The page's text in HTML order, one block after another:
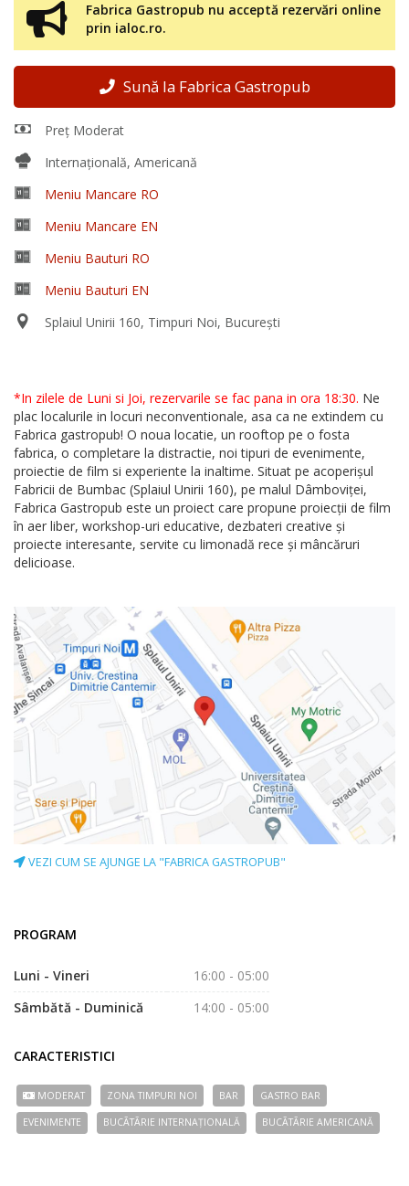
Fabrica Gastropub nu acceptă rezervări online
prin ialoc.ro.
Sună la Fabrica Gastropub
Preț Moderat
Internațională, Americană
Meniu Mancare RO
Meniu Mancare EN
Meniu Bauturi RO
Meniu Bauturi EN
Splaiul Unirii 160, Timpuri Noi, București
*In zilele de Luni si Joi, rezervarile se fac pana in ora 18:30. Ne
plac localurile in locuri neconventionale, asa ca ne extindem cu
Fabrica gastropub! O noua locatie, un rooftop pe o fosta
fabrica, o completare la distractie, noi tipuri de evenimente,
proiectie de film si experiente la inaltime. Situat pe acoperișul
Fabricii de Bumbac (Splaiul Unirii 160), pe malul Dâmboviței,
Fabrica Gastropub este un proiect care propune proiecții de film
în aer liber, workshop-uri educative, dezbateri creative și
proiecte interesante, servite cu limonadă rece și mâncăruri
delicioase.
VEZI CUM SE AJUNGE LA "FABRICA GASTROPUB"
PROGRAM
Luni - Vineri
16:00 - 05:00
Sâmbătă - Duminică
14:00 - 05:00
CARACTERISTICI
MODERAT ZONA TIMPURI NOI BAR GASTRO BAR
EVENIMENTE BUCÃTÃRIE INTERNAȚIONALĂ BUCÃTÃRIE AMERICANĂ